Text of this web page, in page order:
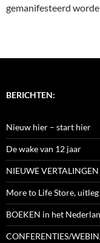
gemanifesteerd
BERICHTEN:
Nieuw hier – start hier
De wake van 12 jaar
NIEUWE
More to Life Store, uitleg
BOEKEN in het
CONFERENTIES/